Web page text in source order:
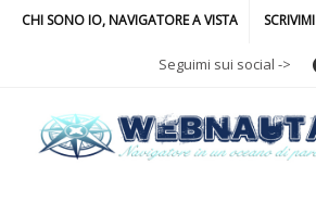
CHI SONO IO, NAVIGATORE A VISTA SCRIVIMI
Seguimi sui social ->